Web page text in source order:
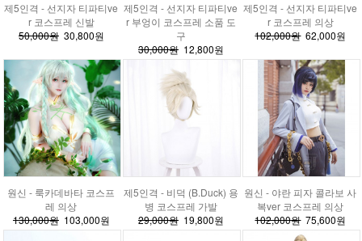
제5인격 - 선지자 티파티ve
r 코스프레 신발
50,000원30,800원
제5인격 - 선지자 티파티ve
r 부엉이 코스프레 소품 도
구
30,000원12,800원
제5인격 - 선지자 티파티ve
r 코스프레 의상
102,000원62,000원
원신 - 룩카데바타 코스프
레 의상
130,000원103,000원
제5인격 - 비덕 (B.Duck) 용
병 코스프레 가발
29,000원19,800원
원신 - 야란 피자 콜라보 사
복ver 코스프레 의상
102,000원75,600원